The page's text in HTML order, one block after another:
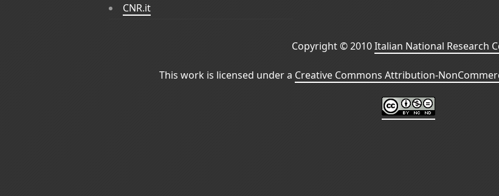
CNR.it
Copyright © 2010Italian National Research
This work is licensed under a Creative Commons Attribution-